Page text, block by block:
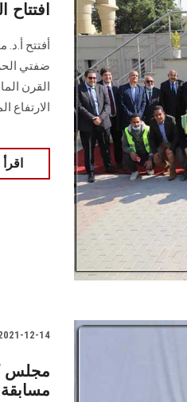
أفتتح
ضفتي
القرن
الارتفاع
اقرأ
12-14
مجلس